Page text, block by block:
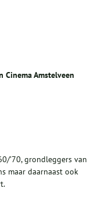
Cinema Amstelveen
’70, grondleggers van
maar daarnaast ook